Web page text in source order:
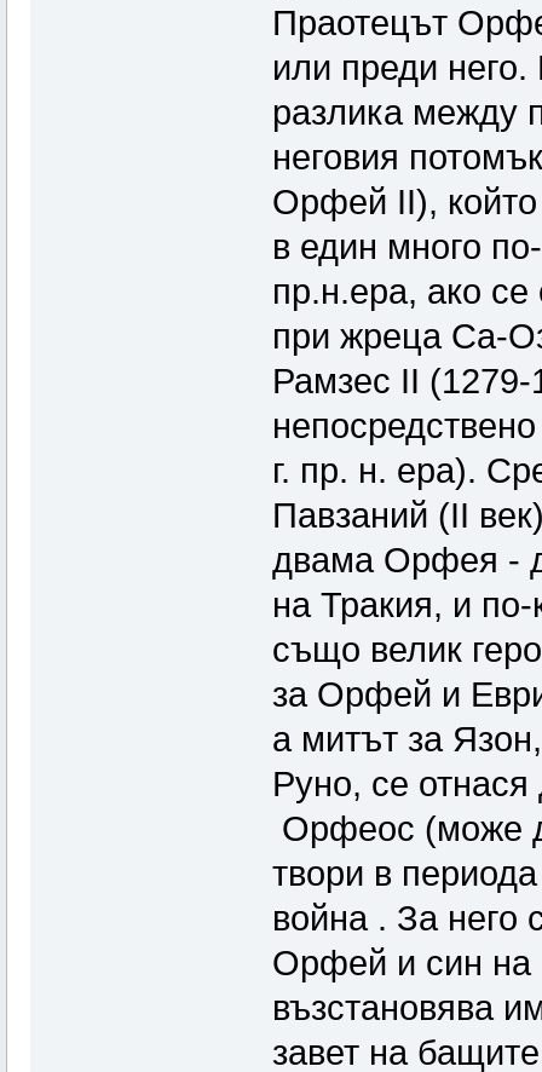
Праотецът
или преди
разлика между
неговия
Орфей II),
в един много
пр.н.ера, ако
при жреца Са-
Рамзес II (1279-
г. пр. н. ера).
Павзаний (II
двама Орфея -
на Тракия, и
също велик
за Орфей и
а митът за
Руно, се
Орфеос (може
твори в
война . За него
Орфей и син на
възстановява
завет на